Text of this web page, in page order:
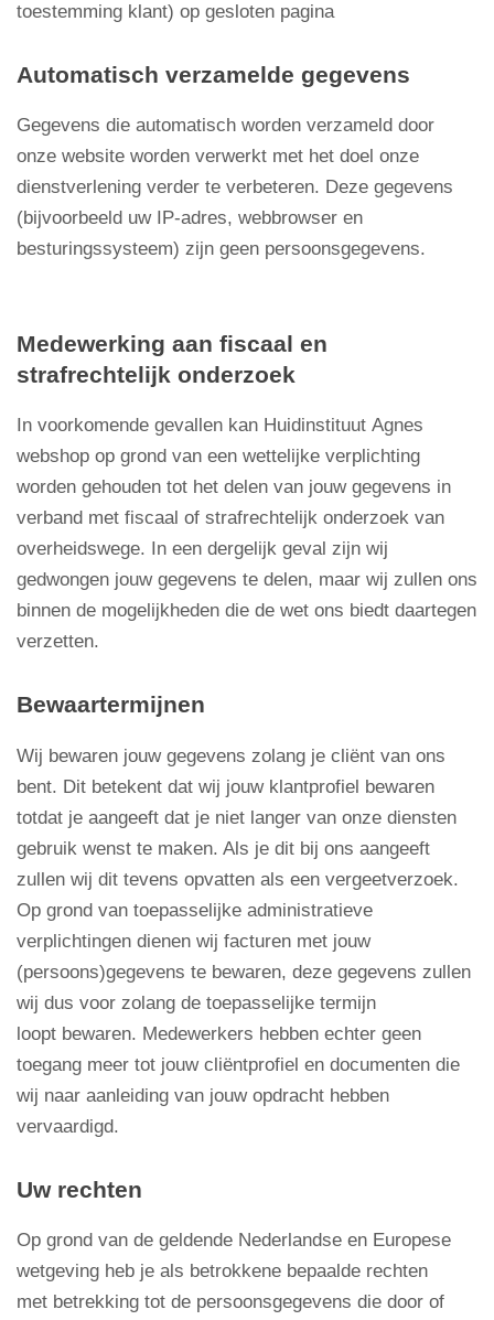
toestemming klant) op gesloten pagina
Automatisch verzamelde gegevens
Gegevens die automatisch worden verzameld door
onze website worden verwerkt met het doel onze
dienstverlening verder te verbeteren. Deze gegevens
(bijvoorbeeld uw IP-adres, webbrowser en
besturingssysteem) zijn geen persoonsgegevens.
Medewerking aan fiscaal en
strafrechtelijk onderzoek
In voorkomende gevallen kan Huidinstituut Agnes
webshop op grond van een wettelijke verplichting
worden gehouden tot het delen van jouw gegevens in
verband met fiscaal of strafrechtelijk onderzoek van
overheidswege. In een dergelijk geval zijn wij
gedwongen jouw gegevens te delen, maar wij zullen ons
binnen de mogelijkheden die de wet ons biedt daartegen
verzetten.
Bewaartermijnen
Wij bewaren jouw gegevens zolang je cliënt van ons
bent. Dit betekent dat wij jouw klantprofiel bewaren
totdat je aangeeft dat je niet langer van onze diensten
gebruik wenst te maken. Als je dit bij ons aangeeft
zullen wij dit tevens opvatten als een vergeetverzoek.
Op grond van toepasselijke administratieve
verplichtingen dienen wij facturen met jouw
(persoons)gegevens te bewaren, deze gegevens zullen
wij dus voor zolang de toepasselijke termijn
loopt bewaren. Medewerkers hebben echter geen
toegang meer tot jouw cliëntprofiel en documenten die
wij naar aanleiding van jouw opdracht hebben
vervaardigd.
Uw rechten
Op grond van de geldende Nederlandse en Europese
wetgeving heb je als betrokkene bepaalde rechten
met betrekking tot de persoonsgegevens die door of